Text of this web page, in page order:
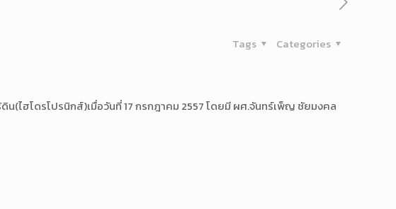
Categories
Tags
(ไฮโดรโปรนิกส์)เมื่อวันที่ 17 กรกฎาคม 2557 โดยมี ผศ.จันทร์เพ็ญ ชัยมงคล